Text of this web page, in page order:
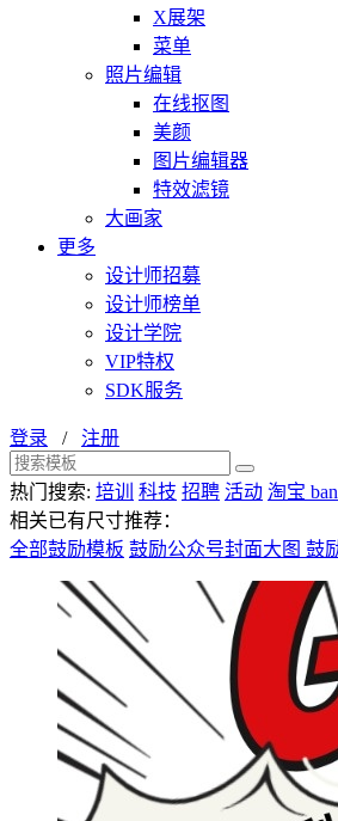
X展架
菜单
照片编辑
在线抠图
美颜
图片编辑器
特效滤镜
大画家
更多
设计师招募
设计师榜单
设计学院
VIP特权
SDK服务
登录 / 注册
热门搜索: 培训 科技 招聘 活动 淘宝
相关已有尺寸推荐：
全部鼓励模板 鼓励公众号封面大图 鼓